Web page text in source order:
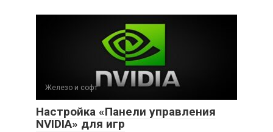
Железо и софт
Настройка «Панели управления
NVIDIA» для игр